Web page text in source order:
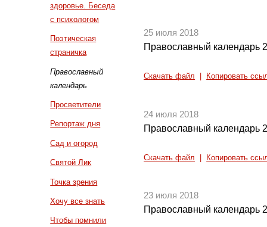
здоровье. Беседа
с психологом
Поэтическая
страничка
Православный
календарь
Просветители
Репортаж дня
Сад и огород
Святой Лик
Точка зрения
Хочу все знать
Чтобы помнили
25 июля 2018
Православный календарь
Скачать файл Копировать
24 июля 2018
Православный календарь
Скачать файл Копировать
23 июля 2018
Православный календарь